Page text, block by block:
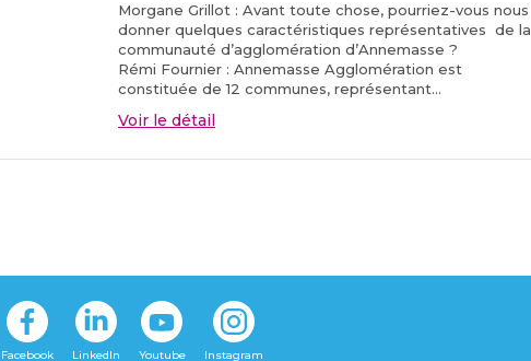
Morgane Grillot : Avant toute chose, pourriez-vous nous
donner quelques caractéristiques représentatives de la
communauté d’agglomération d’Annemasse ?
Rémi Fournier : Annemasse Agglomération est
constituée de 12 communes, représentant...
Voir le détail